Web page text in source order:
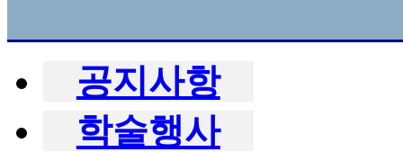
공지사항
학술행사